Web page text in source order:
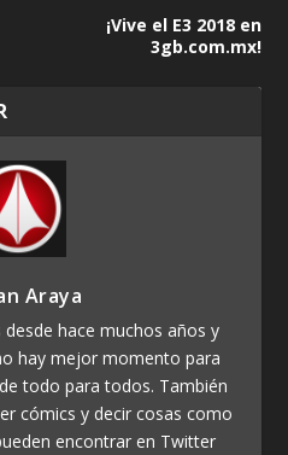
¡Vive el E3 2018 en
3gb.com.mx!
Araya
hace muchos años y
hay mejor momento para
todo para todos. También
cómics y decir cosas como
encontrar en Twitter